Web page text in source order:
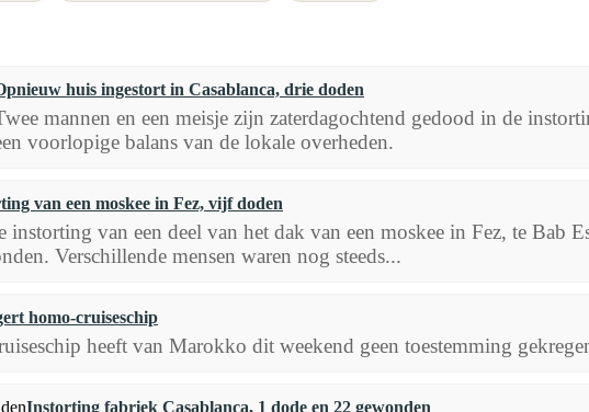
huis ingestort in Casablanca, drie doden
mannen en een meisje zijn zaterdagochtend gedood in de
voorlopige balans van de lokale overheden.
van een moskee in Fez, vijf doden
instorting van een deel van het dak van een moskee in Fez, te Bab
Verschillende mensen waren nog steeds...
homo-cruiseschip
heeft van Marokko dit weekend geen toestemming
Instorting fabriek Casablanca, 1 dode en 22 gewonden